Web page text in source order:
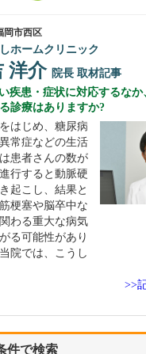
件で検索
岡市西区
ホームクリニック
洋介 院長 取材記事
疾患・症状に対応するなか
診療はありますか?
はじめ、糖尿病
常症などの生活
患者さんの数が
行すると動脈硬
起こし、結果と
梗塞や脳卒中な
わる重大な病気
る可能性があり
院では、こうし
>>